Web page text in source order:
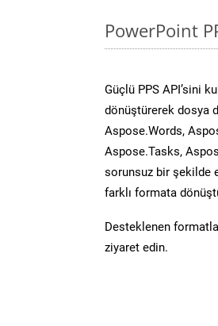
PowerPoint
Güçlü PPS API’sini
dönüştürerek dosya
Aspose.Words,
Aspose.Tasks,
sorunsuz bir şekilde
farklı formata
Desteklenen
ziyaret edin.